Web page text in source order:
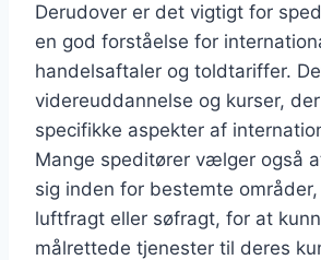
Derudover er det vigtigt for
en god forståelse for
handelsaftaler og toldtariffer.
videreuddannelse og kurser,
specifikke aspekter af
Mange speditører vælger også
sig inden for bestemte områder,
luftfragt eller søfragt, for at
målrettede tjenester til deres